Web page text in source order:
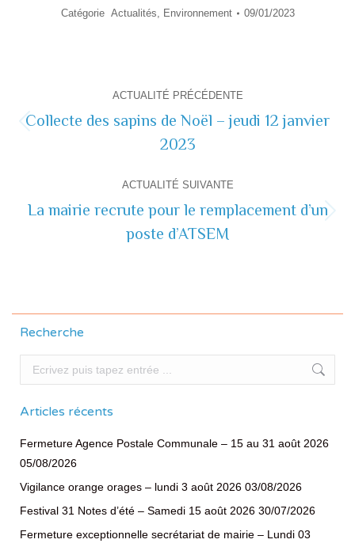
Catégorie Actualités, Environnement 09/01/2023
de
commentaire
ACTUALITÉ PRÉCÉDENTE
précédente
Collecte des sapins de Noël – jeudi 12 janvier
2023
ACTUALITÉ SUIVANTE
suivante
La mairie recrute pour le remplacement d’un
poste d’ATSEM
Recherche
Recherche
Articles récents
Fermeture Agence Postale Communale – 15 au 31 août 2026
05/08/2026
Vigilance orange orages – lundi 3 août 2026 03/08/2026
Festival 31 Notes d’été – Samedi 15 août 2026 30/07/2026
Fermeture exceptionnelle secrétariat de mairie – Lundi 03